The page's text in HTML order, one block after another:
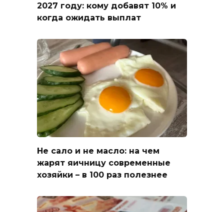
2027 году: кому добавят 10% и
когда ожидать выплат
Не сало и не масло: на чем
жарят яичницу современные
хозяйки – в 100 раз полезнее